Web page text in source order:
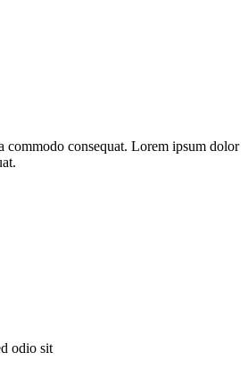
commodo consequat. Lorem ipsum dolor
odio sit